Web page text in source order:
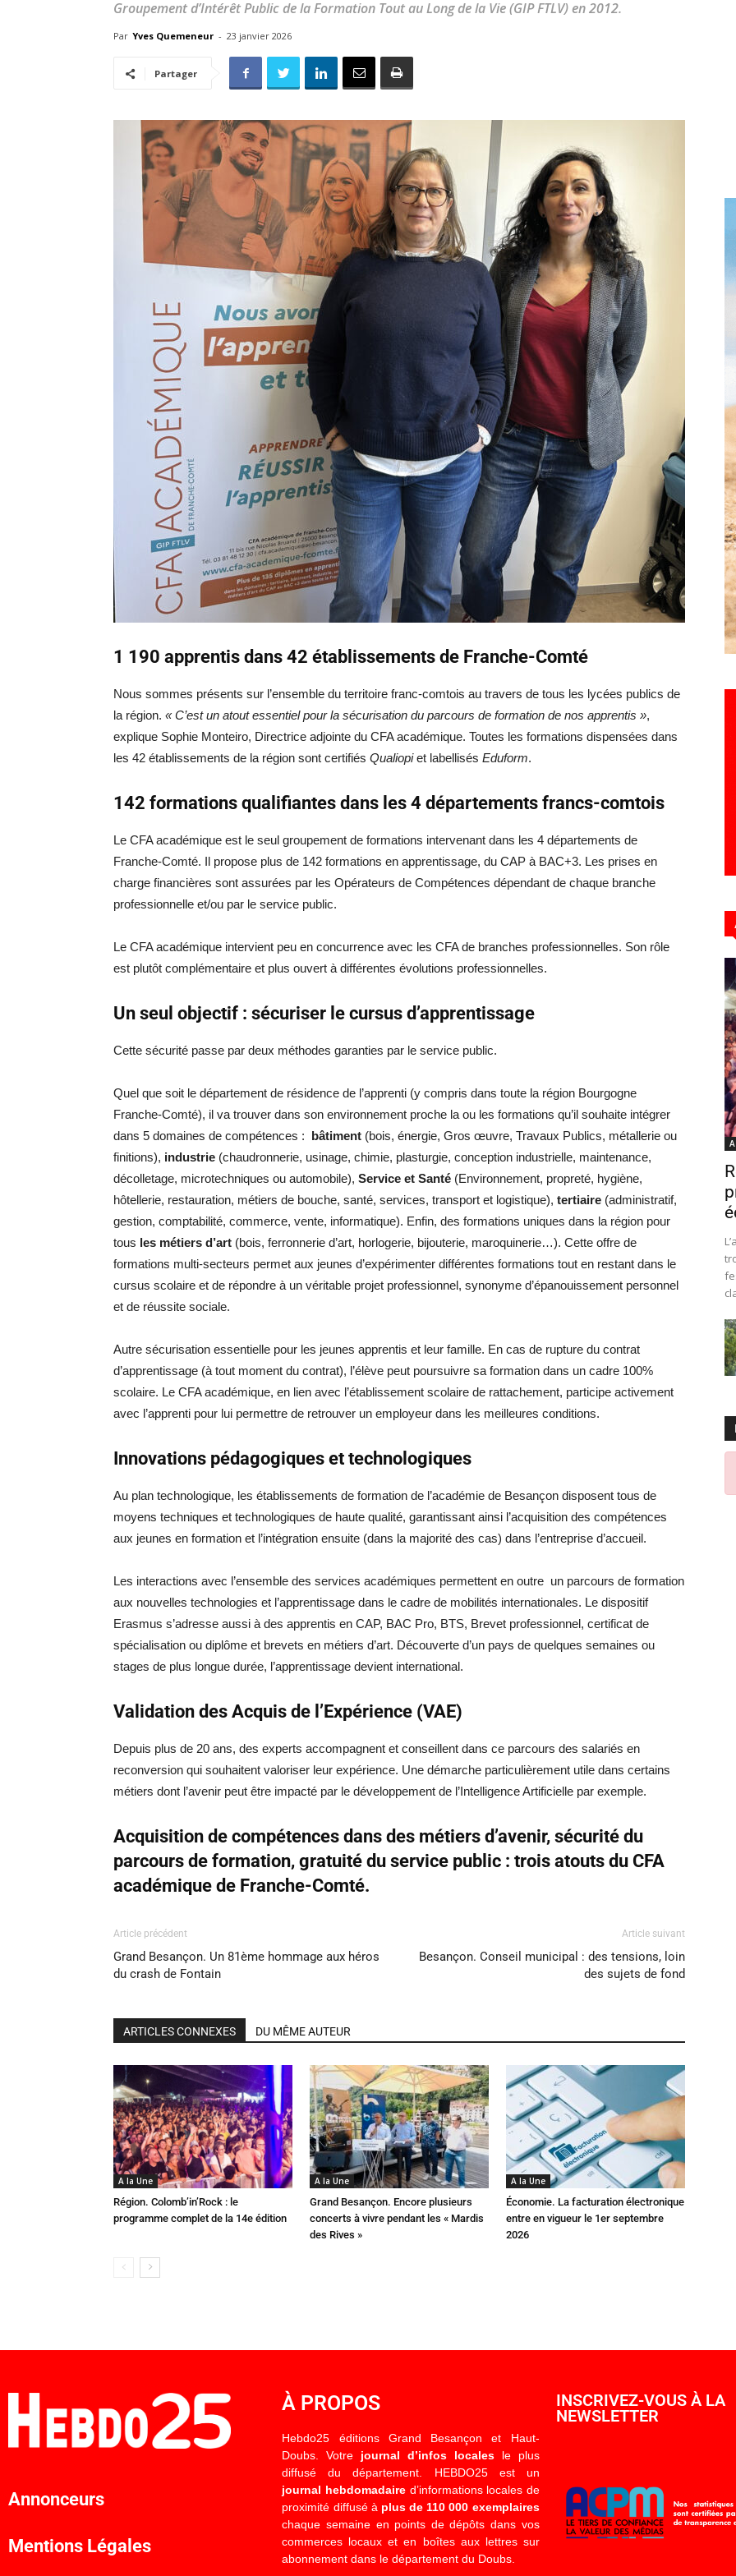
toute
locale
–
Hebdo25
Groupement d’Intérêt Public de la Formation Tout au Long de la Vie (GIP FTLV) en 2012.
Par Yves Quemeneur - 23 janvier 2026
Partager
1 190 apprentis dans 42 établissements de Franche-Comté
Nous sommes présents sur l’ensemble du territoire franc-comtois au travers de tous les lycées publics de
la région. « C’est un atout essentiel pour la sécurisation du parcours de formation de nos apprentis »,
explique Sophie Monteiro, Directrice adjointe du CFA académique. Toutes les formations dispensées dans
les 42 établissements de la région sont certifiés Qualiopiet labellisés Eduform.
142 formations qualifiantes dans les 4 départements francs-comtois
Le CFA académique est le seul groupement de formations intervenant dans les 4 départements de
Franche-Comté. Il propose plus de 142 formations en apprentissage, du CAP à BAC+3. Les prises en
charge financières sont assurées par les Opérateurs de Compétences dépendant de chaque branche
professionnelle et/ou par le service public.
Le CFA académique intervient peu en concurrence avec les CFA de branches professionnelles. Son rôle
est plutôt complémentaire et plus ouvert à différentes évolutions professionnelles.
Un seul objectif : sécuriser le cursus d’apprentissage
Cette sécurité passe par deux méthodes garanties par le service public.
Quel que soit le département de résidence de l’apprenti (y compris dans toute la région Bourgogne
Franche-Comté), il va trouver dans son environnement proche la ou les formations qu’il souhaite intégrer
dans 5 domaines de compétences : bâtiment (bois, énergie, Gros œuvre, Travaux Publics, métallerie ou
finitions), industrie (chaudronnerie, usinage, chimie, plasturgie, conception industrielle, maintenance,
décolletage, microtechniques ou automobile), Service et Santé (Environnement, propreté, hygiène,
hôtellerie, restauration, métiers de bouche, santé, services, transport et logistique), tertiaire (administratif,
gestion, comptabilité, commerce, vente, informatique). Enfin, des formations uniques dans la région pour
tous les métiers d’art (bois, ferronnerie d’art, horlogerie, bijouterie, maroquinerie…). Cette offre de
formations multi-secteurs permet aux jeunes d’expérimenter différentes formations tout en restant dans le
cursus scolaire et de répondre à un véritable projet professionnel, synonyme d’épanouissement personnel
et de réussite sociale.
Autre sécurisation essentielle pour les jeunes apprentis et leur famille. En cas de rupture du contrat
d’apprentissage (à tout moment du contrat), l’élève peut poursuivre sa formation dans un cadre 100%
scolaire. Le CFA académique, en lien avec l’établissement scolaire de rattachement, participe activement
avec l’apprenti pour lui permettre de retrouver un employeur dans les meilleures conditions.
Innovations pédagogiques et technologiques
Au plan technologique, les établissements de formation de l’académie de Besançon disposent tous de
moyens techniques et technologiques de haute qualité, garantissant ainsi l’acquisition des compétences
aux jeunes en formation et l’intégration ensuite (dans la majorité des cas) dans l’entreprise d’accueil.
Les interactions avec l’ensemble des services académiques permettent en outre un parcours de formation
aux nouvelles technologies et l’apprentissage dans le cadre de mobilités internationales. Le dispositif
Erasmus s’adresse aussi à des apprentis en CAP, BAC Pro, BTS, Brevet professionnel, certificat de
spécialisation ou diplôme et brevets en métiers d’art. Découverte d’un pays de quelques semaines ou
stages de plus longue durée, l’apprentissage devient international.
Validation des Acquis de l’Expérience (VAE)
Depuis plus de 20 ans, des experts accompagnent et conseillent dans ce parcours des salariés en
reconversion qui souhaitent valoriser leur expérience. Une démarche particulièrement utile dans certains
métiers dont l’avenir peut être impacté par le développement de l’Intelligence Artificielle par exemple.
Acquisition de compétences dans des métiers d’avenir, sécurité du
parcours de formation, gratuité du service public : trois atouts du CFA
académique de Franche-Comté.
Article précédent
Grand Besançon. Un 81ème hommage aux héros
du crash de Fontain
Article suivant
Besançon. Conseil municipal : des tensions, loin
des sujets de fond
ARTICLES CONNEXES DU MÊME AUTEUR
A la Une
Région. Colomb’in’Rock : le
programme complet de la 14e édition
A la Une
Grand Besançon. Encore plusieurs
concerts à vivre pendant les « Mardis
des Rives »
A la Une
Économie. La facturation électronique
entre en vigueur le 1er septembre
2026
Annonceurs
Mentions Légales
À PROPOS
Hebdo25 éditions Grand Besançon et Haut-
Doubs. Votre journal d’infos localesle plus
diffusé du département. HEBDO25 est un
journal hebdomadaired’informations locales de
proximité diffusé à plus de 110 000 exemplaires
chaque semaine en points de dépôts dans vos
commerces locaux et en boîtes aux lettres sur
abonnement dans le département du Doubs.
INSCRIVEZ-VOUS À LA
NEWSLETTER